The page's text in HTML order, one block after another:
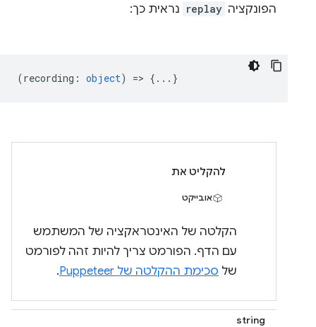
הפונקציה replay נראית כך:
(recording : object) => {...}
להקליט את
אובייקט
הקלטה של האינטראקציה של המשתמש
עם הדף. הפורמט צריך להיות זהה לפורמט
של סכימת ההקלטה של Puppeteer .
string